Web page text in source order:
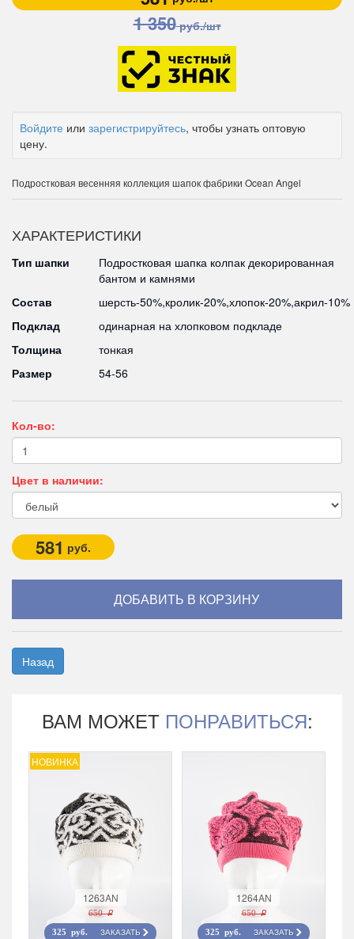
1 350руб./шт
Войдите или зарегистрируйтесь, чтобы узнать оптовую
цену.
Подростковая весенняя коллекция шапок фабрики Ocean Angel
ХАРАКТЕРИСТИКИ
Тип шапки
Подростковая шапка колпак декорированная
бантом и камнями
Состав
шерсть-50%,кролик-20%,хлопок-20%,акрил-10%
Подклад
одинарная на хлопковом подкладе
Толщина
тонкая
Размер
54-56
Кол-во:
Цвет в наличии:
581 руб.
Назад
ВАМ МОЖЕТ ПОНРАВИТЬСЯ:
НОВИНКА
1263AN
650 r
325 руб. ЗАКАЗАТЬ
1264AN
650 r
325 руб. ЗАКАЗАТЬ